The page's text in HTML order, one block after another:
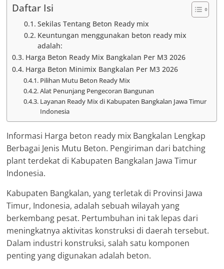
Daftar Isi
Sekilas Tentang Beton Ready mix
Keuntungan menggunakan beton ready mix
adalah:
Harga Beton Ready Mix Bangkalan Per M3 2026
Harga Beton Minimix Bangkalan Per M3 2026
Pilihan Mutu Beton Ready Mix
Alat Penunjang Pengecoran Bangunan
Layanan Ready Mix di Kabupaten Bangkalan Jawa Timur
Indonesia
Informasi Harga beton ready mix Bangkalan Lengkap
Berbagai Jenis Mutu Beton. Pengiriman dari batching
plant terdekat di Kabupaten Bangkalan Jawa Timur
Indonesia.
Kabupaten Bangkalan, yang terletak di Provinsi Jawa
Timur, Indonesia, adalah sebuah wilayah yang
berkembang pesat. Pertumbuhan ini tak lepas dari
meningkatnya aktivitas konstruksi di daerah tersebut.
Dalam industri konstruksi, salah satu komponen
penting yang digunakan adalah beton.